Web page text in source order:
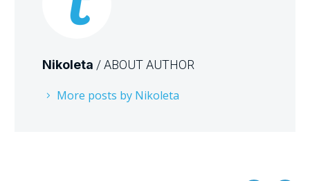
Nikoleta / ABOUT AUTHOR
More posts by Nikoleta